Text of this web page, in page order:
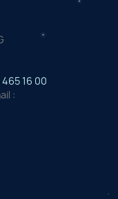
465 16 00
: